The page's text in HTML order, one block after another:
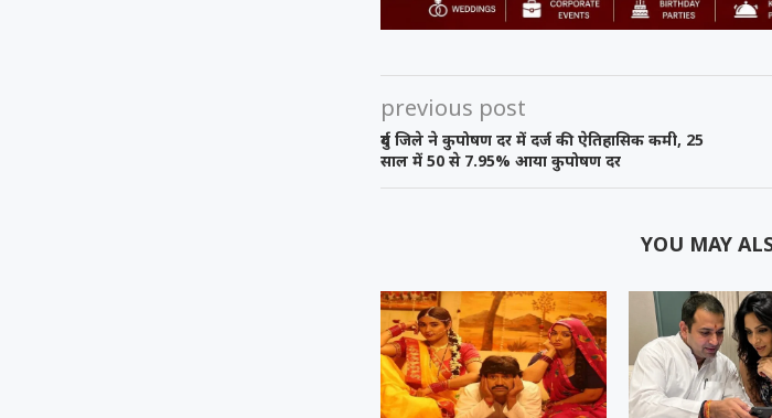
previous post
दुर्ग जिले ने कुपोषण दर में दर्ज की ऐतिहासिक कमी, 25
साल में 50 से 7.95% आया कुपोषण दर
YOU MAY